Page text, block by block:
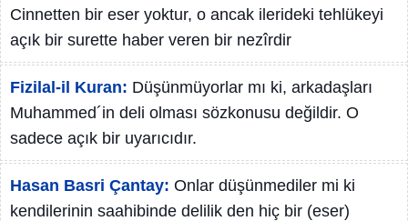
Cinnetten bir eser yoktur, o ancak ilerideki tehlükeyi
açık bir surette haber veren bir nezîrdir
Fizilal-il Kuran: Düşünmüyorlar mı ki, arkadaşları
Muhammed´in deli olması sözkonusu değildir. O
sadece açık bir uyarıcıdır.
Hasan Basri Çantay: Onlar düşünmediler mi ki
kendilerinin saahibinde delilik den hiç bir (eser)